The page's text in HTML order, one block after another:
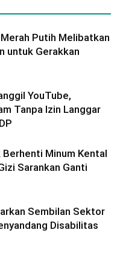
Putih Melibatkan
untuk Gerakkan
YouTube,
Tanpa Izin Langgar
Minum Kental
Sarankan Ganti
Sembilan Sektor
Disabilitas